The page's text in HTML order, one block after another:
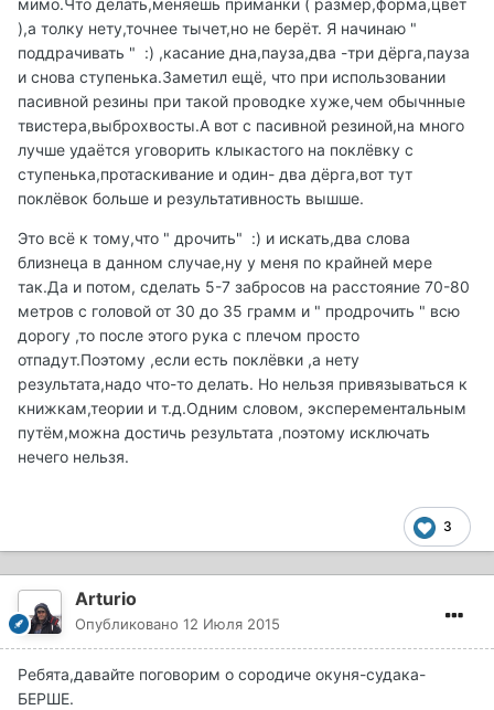
мимо.Что делать,меняешь приманки ( размер,форма,цвет
),а толку нету,точнее тычет,но не берёт. Я начинаю "
поддрачивать " :) ,касание дна,пауза,два -три дёрга,пауза
и снова ступенька.Заметил ещё, что при использовании
пасивной резины при такой проводке хуже,чем обычнные
твистера,выброхвосты.А вот с пасивной резиной,на много
лучше удаётся уговорить клыкастого на поклёвку с
ступенька,протаскивание и один- два дёрга,вот тут
поклёвок больше и результативность вышше.
Это всё к тому,что " дрочить" :) и искать,два слова
близнеца в данном случае,ну у меня по крайней мере
так.Да и потом, сделать 5-7 забросов на расстояние 70-80
метров с головой от 30 до 35 грамм и " продрочить " всю
дорогу ,то после этого рука с плечом просто
отпадут.Поэтому ,если есть поклёвки ,а нету
результата,надо что-то делать. Но нельзя привязываться к
книжкам,теории и т.д.Одним словом, эксперементальным
путём,можна достичь результата ,поэтому исключать
нечего нельзя.
3
Arturio
Опубликовано 12 Июля 2015
Ребята,давайте поговорим о сородиче окуня-судака-
БЕРШЕ.